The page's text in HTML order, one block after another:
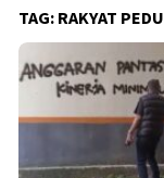
TAG: RAKYAT